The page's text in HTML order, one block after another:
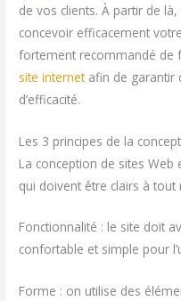
de vos clients. À partir de
concevoir efficacement
fortement recommandé de
site internetafin de garantir
d’efficacité.
Les 3 principes de la
La conception de sites
qui doivent être clairs à tout
Fonctionnalité : le site doit
confortable et simple pour
Forme : on utilise des